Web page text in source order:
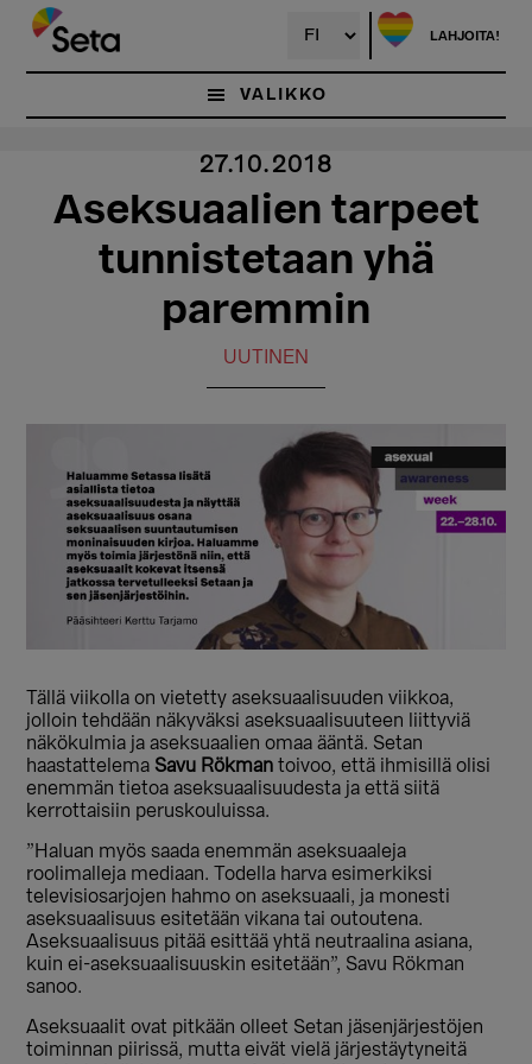
Hyppää
pääsisältöön
LAHJOITA!
VALIKKO
27.10.2018
Aseksuaalien tarpeet
tunnistetaan yhä
paremmin
UUTINEN
Tällä viikolla on vietetty aseksuaalisuuden viikkoa,
jolloin tehdään näkyväksi aseksuaalisuuteen liittyviä
näkökulmia ja aseksuaalien omaa ääntä. Setan
haastattelema Savu Rökman toivoo, että ihmisillä olisi
enemmän tietoa aseksuaalisuudesta ja että siitä
kerrottaisiin peruskouluissa.
”Haluan myös saada enemmän aseksuaaleja
roolimalleja mediaan. Todella harva esimerkiksi
televisiosarjojen hahmo on aseksuaali, ja monesti
aseksuaalisuus esitetään vikana tai outoutena.
Aseksuaalisuus pitää esittää yhtä neutraalina asiana,
kuin ei-aseksuaalisuuskin esitetään”, Savu Rökman
sanoo.
Aseksuaalit ovat pitkään olleet Setan jäsenjärjestöjen
toiminnan piirissä, mutta eivät vielä järjestäytyneitä